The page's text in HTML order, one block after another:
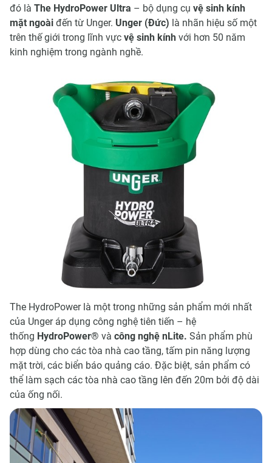
đó là The HydroPower Ultra – bộ dụng cụ vệ sinh kính
mặt ngoài đến từ Unger. Unger (Đức) là nhãn hiệu số một
trên thế giới trong lĩnh vực vệ sinh kính với hơn 50 năm
kinh nghiệm trong ngành nghề.
The HydroPower là một trong những sản phẩm mới nhất
của Unger áp dụng công nghệ tiên tiến – hệ
thống HydroPower® và công nghệ nLite. Sản phẩm phù
hợp dùng cho các tòa nhà cao tầng, tấm pin năng lượng
mặt trời, các biển báo quảng cáo. Đặc biệt, sản phẩm có
thể làm sạch các tòa nhà cao tầng lên đến 20m bởi độ dài
của ống nối.